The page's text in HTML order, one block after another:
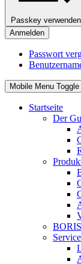
Passkey verwenden
Anmelden
Passwort
Mobile Menu Toggle
Startseite
Der
Service